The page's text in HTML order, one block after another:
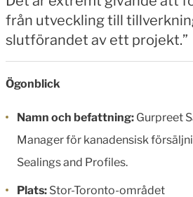
från utveckling till
slutförandet av ett projekt.”
Ögonblick
Namn och befattning: Gurpreet
Manager för kanadensisk
Sealings and Profiles.
Plats: Stor-Toronto-området